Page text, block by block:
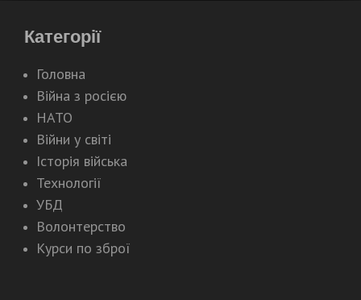
Категорії
Головна
Війна з росією
НАТО
Війни у світі
Історія війська
Технології
УБД
Волонтерство
Курси по зброї